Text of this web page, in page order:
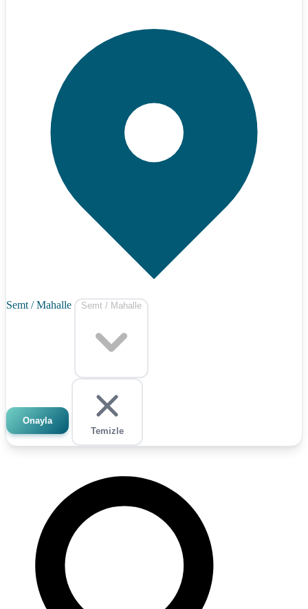
Semt / Mahalle Semt / Mahalle
Onayla
Temizle